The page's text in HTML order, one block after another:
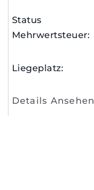
Status
Mehrwertsteuer:
Liegeplatz:
Details Ansehen